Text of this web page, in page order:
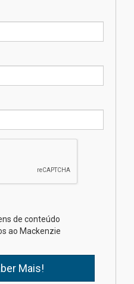
pais podem investir
de Aprendizagem
reúne
do Prêmio Jabuti com
ética e arquitetura
de conteúdo
ao Mackenzie